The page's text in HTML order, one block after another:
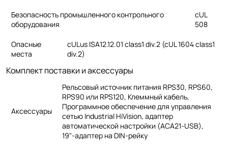
Безопасность промышленного контрольного
оборудования
cUL
508
Опасные
места
cULus ISA12.12.01 class1 div.2 (cUL 1604 class1
div.2)
Комплект поставки и аксессуары
Аксессуары
Рельсовый источник питания RPS30, RPS60,
RPS90 или RPS120, Клеммный кабель,
Программное обеспечение для управления
сетью Industrial HiVision, адаптер
автоматической настройки (ACA21-USB),
19"-адаптер на DIN-рейку